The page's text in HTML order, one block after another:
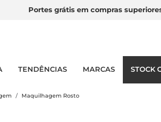
Portes grátis em compras
TENDÊNCIAS MARCAS STOCK
Maquilhagem Rosto